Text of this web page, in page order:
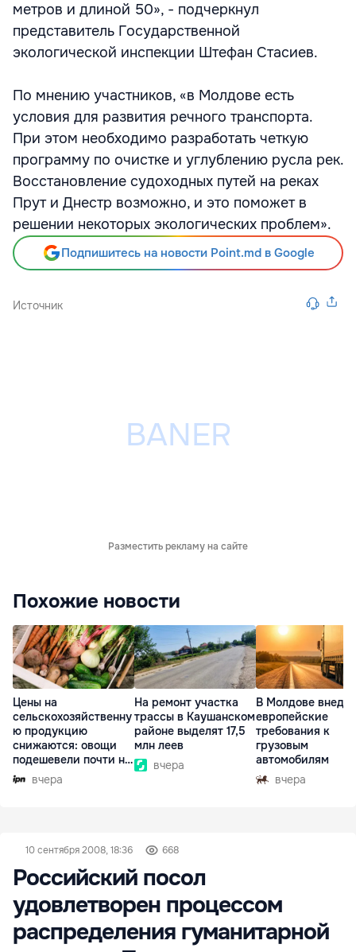
метров и длиной 50», - подчеркнул
представитель Государственной
экологической инспекции Штефан Стасиев.
По мнению участников, «в Молдове есть
условия для развития речного транспорта.
При этом необходимо разработать четкую
программу по очистке и углублению русла рек.
Восстановление судоходных путей на реках
Прут и Днестр возможно, и это поможет в
решении некоторых экологических проблем».
Подпишитесь на новости Point.md в Google
Источник
Разместить рекламу на сайте
Похожие новости
Цены на
сельскохозяйственну
ю продукцию
снижаются: овощи
подешевели почти на
30%вчера
На ремонт участка
трассы в Каушанском
районе выделят 17,5
млн леев
вчера
В Молдове
европейские
требования к
грузовым
автомобилям
вчера
10 сентября 2008, 18:36 668
Российский посол
удовлетворен процессом
распределения гуманитарной